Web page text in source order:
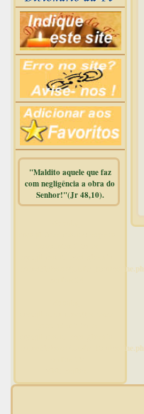
"Maldito aquele que faz
com negligência a obra do
Senhor!"(Jr 48,10).
/home/dicionar/public_html/
/home/dicionar/public_html/